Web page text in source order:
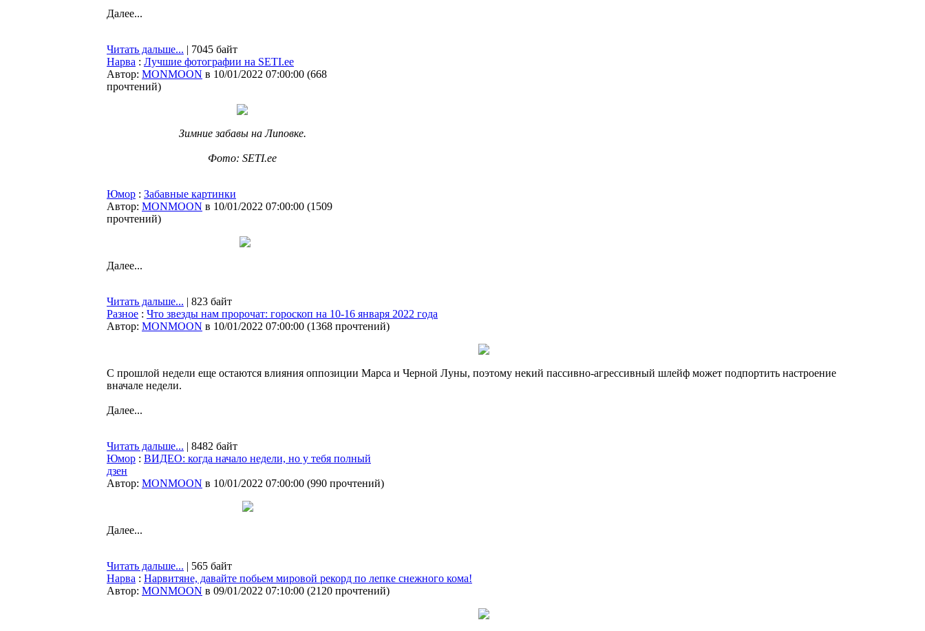
Далее...
Читать дальше... | 7045 байт
Нарва : Лучшие фотографии на SETI.ee
Автор: MONMOON в 10/01/2022 07:00:00 (668
прочтений)
Зимние забавы на Липовке.
Фото: SETI.ee
Юмор : Забавные картинки
Автор: MONMOON в 10/01/2022 07:00:00 (1509
прочтений)
Далее...
Читать дальше... | 823 байт
Разное : Что звезды нам пророчат: гороскоп на 10-16 января 2022 года
Автор: MONMOON в 10/01/2022 07:00:00 (1368 прочтений)
С прошлой недели еще остаются влияния оппозиции Марса и Черной Луны, поэтому некий пассивно-агрессивный шлейф может подпортить настроение
вначале недели.
Далее...
Читать дальше... | 8482 байт
Юмор : ВИДЕО: когда начало недели, но у тебя полный
дзен
Автор: MONMOON в 10/01/2022 07:00:00 (990 прочтений)
Далее...
Читать дальше... | 565 байт
Нарва : Нарвитяне, давайте побьем мировой рекорд по лепке снежного кома!
Автор: MONMOON в 09/01/2022 07:10:00 (2120 прочтений)